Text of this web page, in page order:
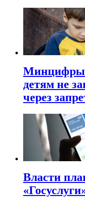
Минцифры
детям не
через
Власти